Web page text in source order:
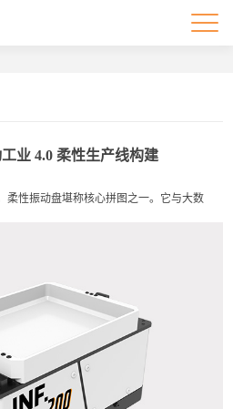
业 4.0 柔性生产线构建
柔性振动盘堪称核心拼图之一。它与大数